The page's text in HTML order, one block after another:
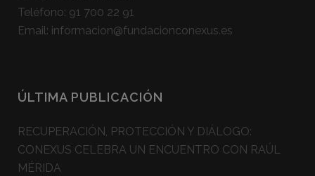
Teléfono: 91 700 22 91
Email: informacion@fundacionconexus.es
ÚLTIMA PUBLICACIÓN
RECUPERACIÓN, PROTECCIÓN Y DIÁLOGO:
CONEXUS CELEBRA UN ENCUENTRO CON RAÚL
MÉRIDA